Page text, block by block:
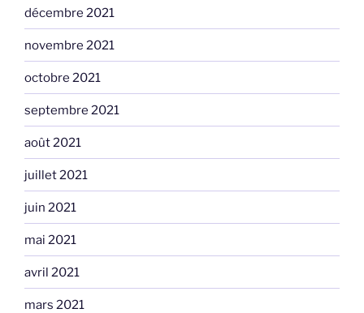
décembre 2021
novembre 2021
octobre 2021
septembre 2021
août 2021
juillet 2021
juin 2021
mai 2021
avril 2021
mars 2021